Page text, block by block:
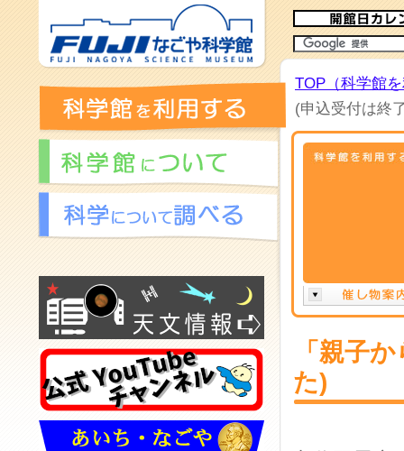
TOP（科学館
(申込受付は終
「親子
た)